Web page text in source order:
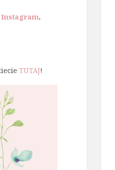
Instagram.
TUTAJ!